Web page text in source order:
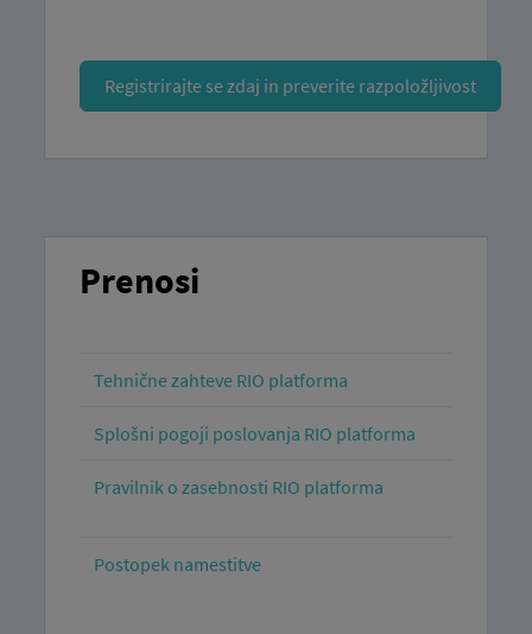
Registrirajte se zdaj in preverite razpoložljivost
Prenosi
Tehnične zahteve RIO platforma
Splošni pogoji poslovanja RIO platforma
Pravilnik o zasebnosti RIO platforma
Postopek namestitve